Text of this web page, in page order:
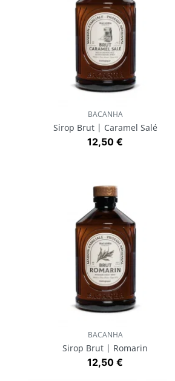
Aperçu rapide
BACANHA
Sirop Brut | Caramel Salé
Prix
12,50 €
Aperçu rapide
BACANHA
Sirop Brut | Romarin
Prix
12,50 €